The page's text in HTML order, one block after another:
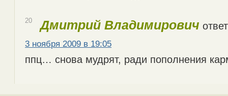
20 Дмитрий Владимирович
3 ноября 2009 в 19:05
ппц… снова мудрят, ради пополнения